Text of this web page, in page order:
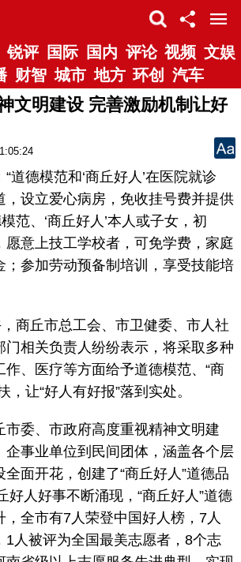
锐评 国际 国内 评论 视频 文娱
财智 城市 地方 环创 汽车
文明建设 完善激励机制让好
德模范和‘商丘好人’在医院就诊
，设立爱心病房，免收挂号费并提供
范、‘商丘好人’本人或子女，初
愿意上技工学校者，可免学费，家庭
；参加劳动预备制培训，享受技能培
丘市总工会、市卫健委、市人社
门相关负责人纷纷表示，将采取多种
作、医疗等方面给予道德模范、“商
，让“好人有好报”落到实处。
委、市政府高度重视精神文明建
企事业单位到民间团体，涵盖各个层
面开花，创建了“商丘好人”道德品
好人好事不断涌现，“商丘好人”道德
，全市有7人荣登中国好人榜，7人
1人被评为全国最美志愿者，8个志